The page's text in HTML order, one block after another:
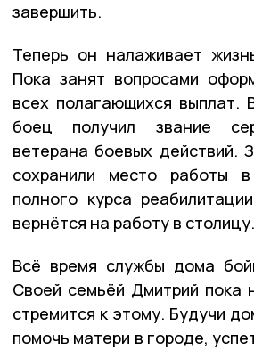
завершить.
Теперь он налаживает
Пока занят вопросами
всех полагающихся выплат.
боец получил звание
ветерана боевых действий.
сохранили место работы
полного курса
вернётся на работу в столицу.
Всё время службы дома
Своей семьёй Дмитрий пока
стремится к этому. Будучи
помочь матери в городе,